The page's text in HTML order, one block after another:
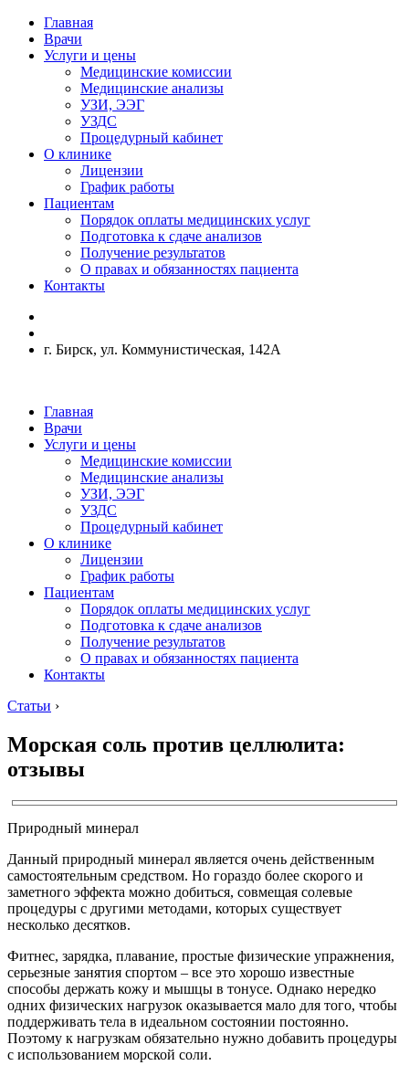
Главная
Врачи
Услуги и цены
Медицинские комиссии
Медицинские анализы
УЗИ, ЭЭГ
УЗДС
Процедурный кабинет
О клинике
Лицензии
График работы
Пациентам
Порядок оплаты медицинских услуг
Подготовка к сдаче анализов
Получение результатов
О правах и обязанностях пациента
Контакты
г. Бирск, ул. Коммунистическая, 142А
Главная
Врачи
Услуги и цены
Медицинские комиссии
Медицинские анализы
УЗИ, ЭЭГ
УЗДС
Процедурный кабинет
О клинике
Лицензии
График работы
Пациентам
Порядок оплаты медицинских услуг
Подготовка к сдаче анализов
Получение результатов
О правах и обязанностях пациента
Контакты
Статьи ›
Морская соль против целлюлита:
отзывы
Природный минерал
Данный природный минерал является очень действенным
самостоятельным средством. Но гораздо более скорого и
заметного эффекта можно добиться, совмещая солевые
процедуры с другими методами, которых существует
несколько десятков.
Фитнес, зарядка, плавание, простые физические упражнения,
серьезные занятия спортом – все это хорошо известные
способы держать кожу и мышцы в тонусе. Однако нередко
одних физических нагрузок оказывается мало для того, чтобы
поддерживать тела в идеальном состоянии постоянно.
Поэтому к нагрузкам обязательно нужно добавить процедуры
с использованием морской соли.